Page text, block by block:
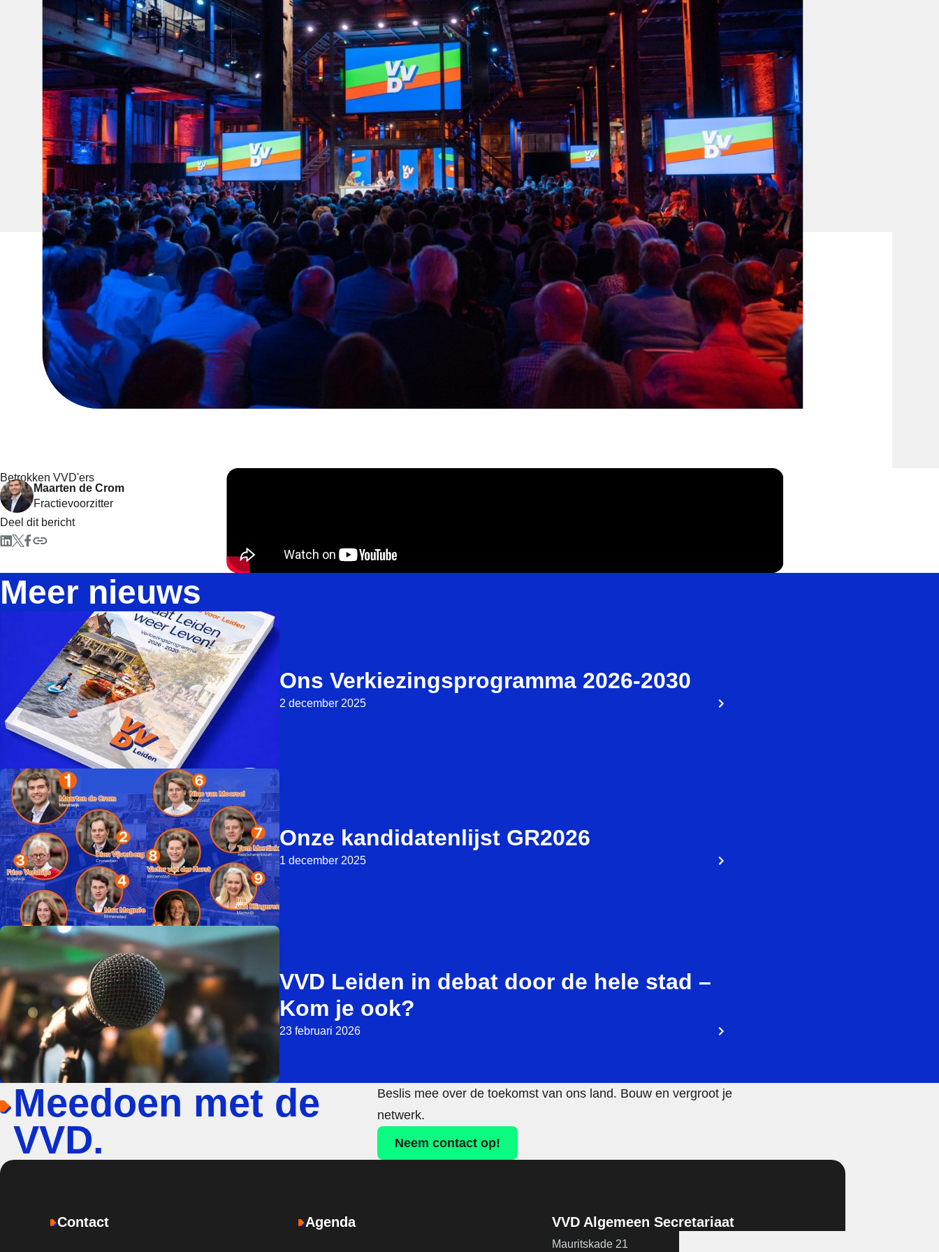
Betrokken VVD'ers
Maarten de Crom
Fractievoorzitter
Deel dit bericht
Meer nieuws
Ons Verkiezingsprogramma 2026-2030
2 december 2025
Onze kandidatenlijst GR2026
1 december 2025
VVD Leiden in debat door de hele stad –
Kom je ook?
23 februari 2026
Meedoen met de
VVD.
Beslis mee over de toekomst van ons land. Bouw en vergroot je
netwerk.
Neem contact op!
Contact Agenda VVD Algemeen Secretariaat
Mauritskade 21